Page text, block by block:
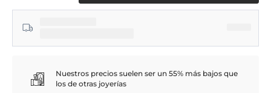
Nuestros precios suelen ser un 55% más bajos que
los de otras joyerías